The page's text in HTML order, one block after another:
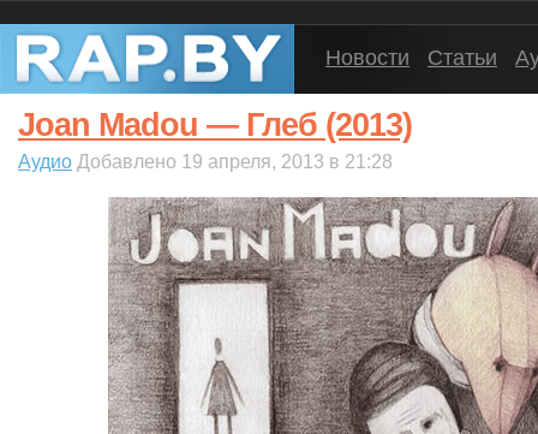
Новости Статьи
Joan Madou — Глеб (2013)
Аудио Добавлено 19 апреля, 2013 в 21:28